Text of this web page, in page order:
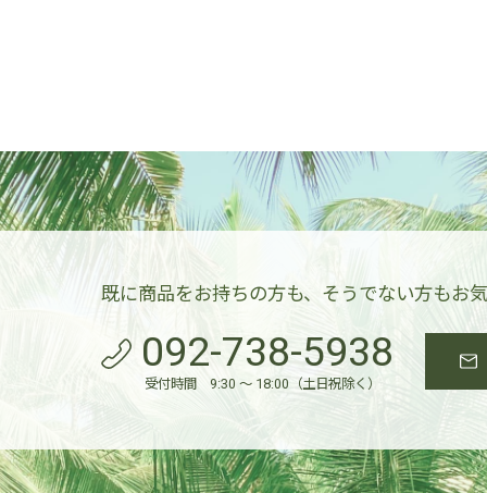
既に商品をお持ちの方も、 そうでない方もお
092-738-5938
受付時間 9:30 ～ 18:00（土日祝除く）